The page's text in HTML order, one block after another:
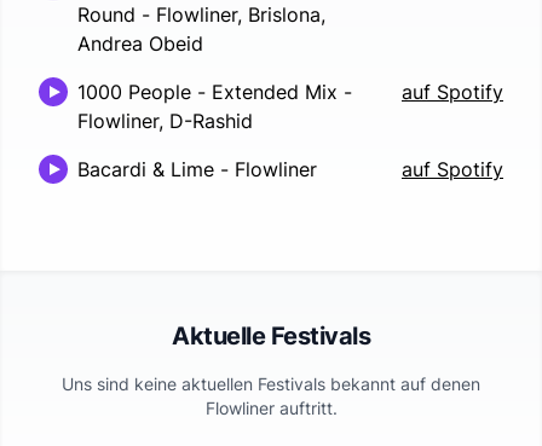
Round - Flowliner, Brislona,
Andrea Obeid
1000 People - Extended Mix -
Flowliner, D-Rashid
auf Spotify
Bacardi & Lime - Flowliner auf Spotify
Aktuelle Festivals
Uns sind keine aktuellen Festivals bekannt auf denen
Flowlinerauftritt.